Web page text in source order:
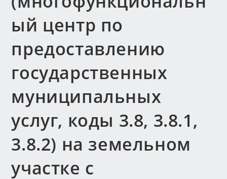
ый центр по
предоставлению
государственных
муниципальных
услуг, коды 3.8, 3.8.1,
3.8.2) на земельном
участке с